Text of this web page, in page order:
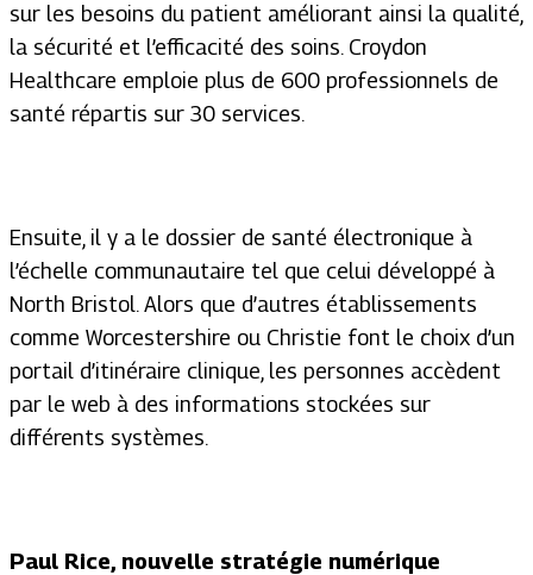
sur les besoins du patient améliorant ainsi la qualité,
la sécurité et l’efficacité des soins. Croydon
Healthcare emploie plus de 600 professionnels de
santé répartis sur 30 services.
Ensuite, il y a le dossier de santé électronique à
l’échelle communautaire tel que celui développé à
North Bristol. Alors que d’autres établissements
comme Worcestershire ou Christie font le choix d’un
portail d’itinéraire clinique, les personnes accèdent
par le web à des informations stockées sur
différents systèmes.
Paul Rice, nouvelle stratégie numérique